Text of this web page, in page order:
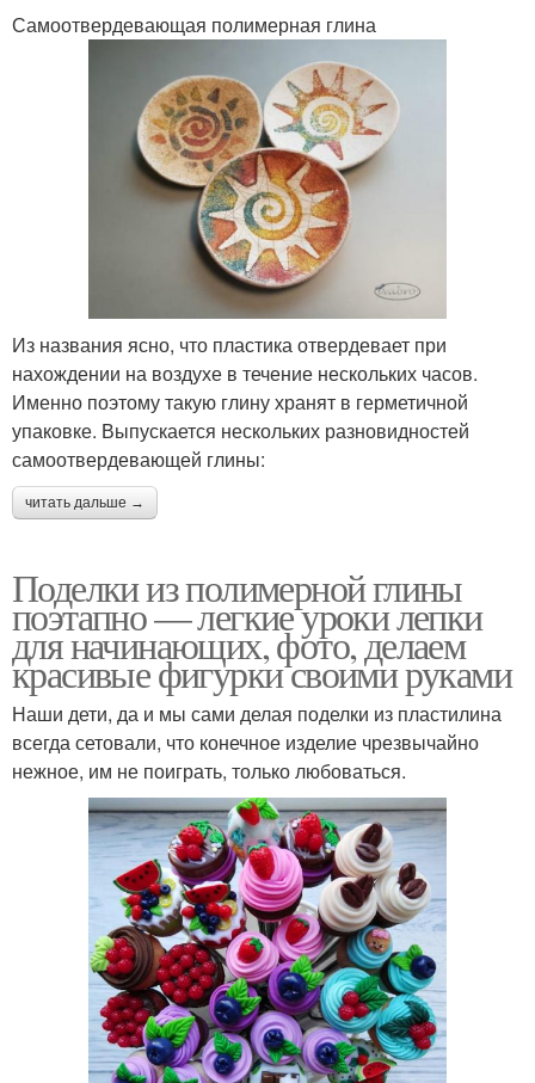
Самоотвердевающая полимерная глина
Из названия ясно, что пластика отвердевает при
нахождении на воздухе в течение нескольких часов.
Именно поэтому такую глину хранят в герметичной
упаковке. Выпускается нескольких разновидностей
самоотвердевающей глины:
читать дальше →
Поделки из полимерной глины
поэтапно — легкие уроки лепки
для начинающих, фото, делаем
красивые фигурки своими руками
Наши дети, да и мы сами делая поделки из пластилина
всегда сетовали, что конечное изделие чрезвычайно
нежное, им не поиграть, только любоваться.